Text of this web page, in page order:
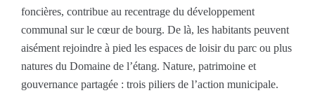
foncières, contribue au recentrage du développement
communal sur le cœur de bourg. De là, les habitants peuvent
aisément rejoindre à pied les espaces de loisir du parc ou plus
natures du Domaine de l’étang. Nature, patrimoine et
gouvernance partagée : trois piliers de l’action municipale.